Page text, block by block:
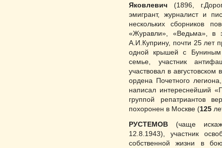
Яковлевич (1896,
эмигрант, журналист и
нескольких сборников
«Жура­вли», «Ведьма», в
А.И.Куприну, почти 25 лет
одной крышей с
семье, участник
участвовал в
ордена Почетного
написал интереснейший
группой репатриантов
похоронен в Москве (125
РУСТЕМОВ (чаще
12.8.1943), участник
собственной жизни в